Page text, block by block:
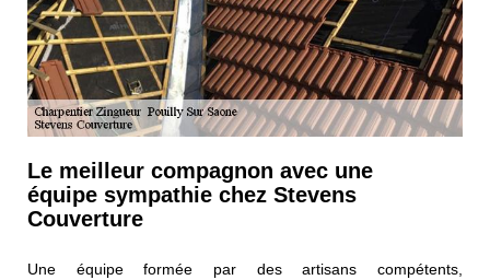
Le meilleur compagnon avec une
équipe sympathie chez Stevens
Couverture
Une équipe formée par des artisans compétents,